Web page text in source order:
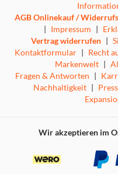
AGB Onlinekauf /
| Impressum |
Vertrag widerrufen |
Kontaktformular | Recht
Markenwelt |
Fragen & Antworten |
Nachhaltigkeit |
Wir akzeptieren im